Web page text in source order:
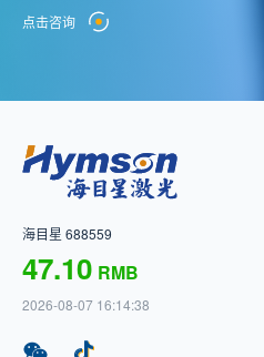
点击咨询
海目星 688559
47.10 RMB
2026-08-07 16:14:38